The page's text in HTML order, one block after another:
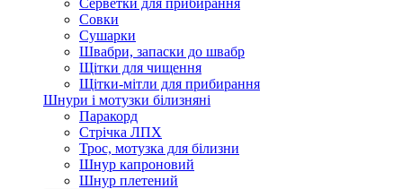
Серветки для прибирання
Совки
Сушарки
Швабри, запаски до швабр
Щітки для чищення
Щітки-мітли для прибирання
Шнури і мотузки білизняні
Паракорд
Стрічка ЛПХ
Трос, мотузка для білизни
Шнур капроновий
Шнур плетений